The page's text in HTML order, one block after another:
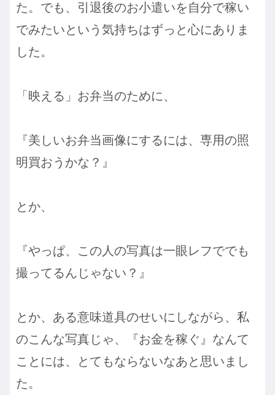
た。でも、引退後のお小遣いを自分で稼い
でみたいという気持ちはずっと心にありま
した。
「映える」お弁当のために、
『美しいお弁当画像にするには、専用の照
明買おうかな？』
とか、
『やっぱ、この人の写真は一眼レフででも
撮ってるんじゃない？』
とか、ある意味道具のせいにしながら、私
のこんな写真じゃ、『お金を稼ぐ』なんて
ことには、とてもならないなあと思いまし
た。